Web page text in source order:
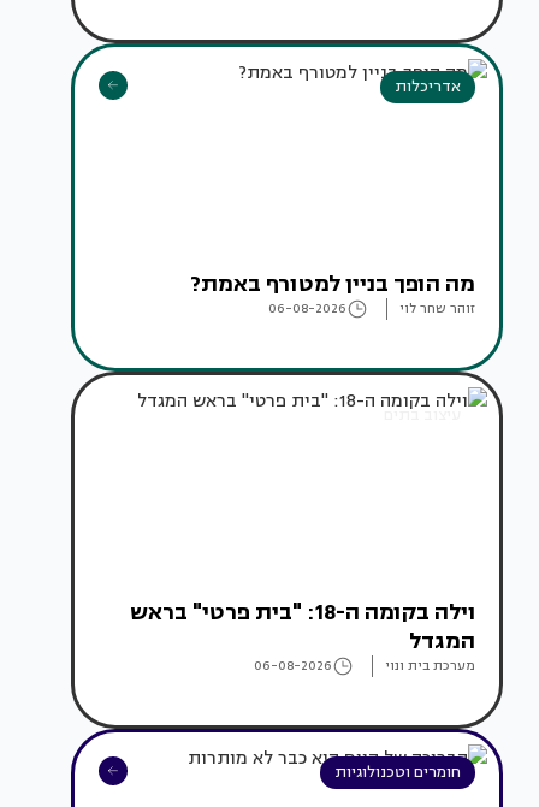
אדריכלות
מה הופך בניין למטורף באמת?
זוהר שחר לוי 06-08-2026
עיצוב בתים
וילה בקומה ה-18: "בית פרטי" בראש
המגדל
מערכת בית ונוי 06-08-2026
חומרים וטכנולוגיות